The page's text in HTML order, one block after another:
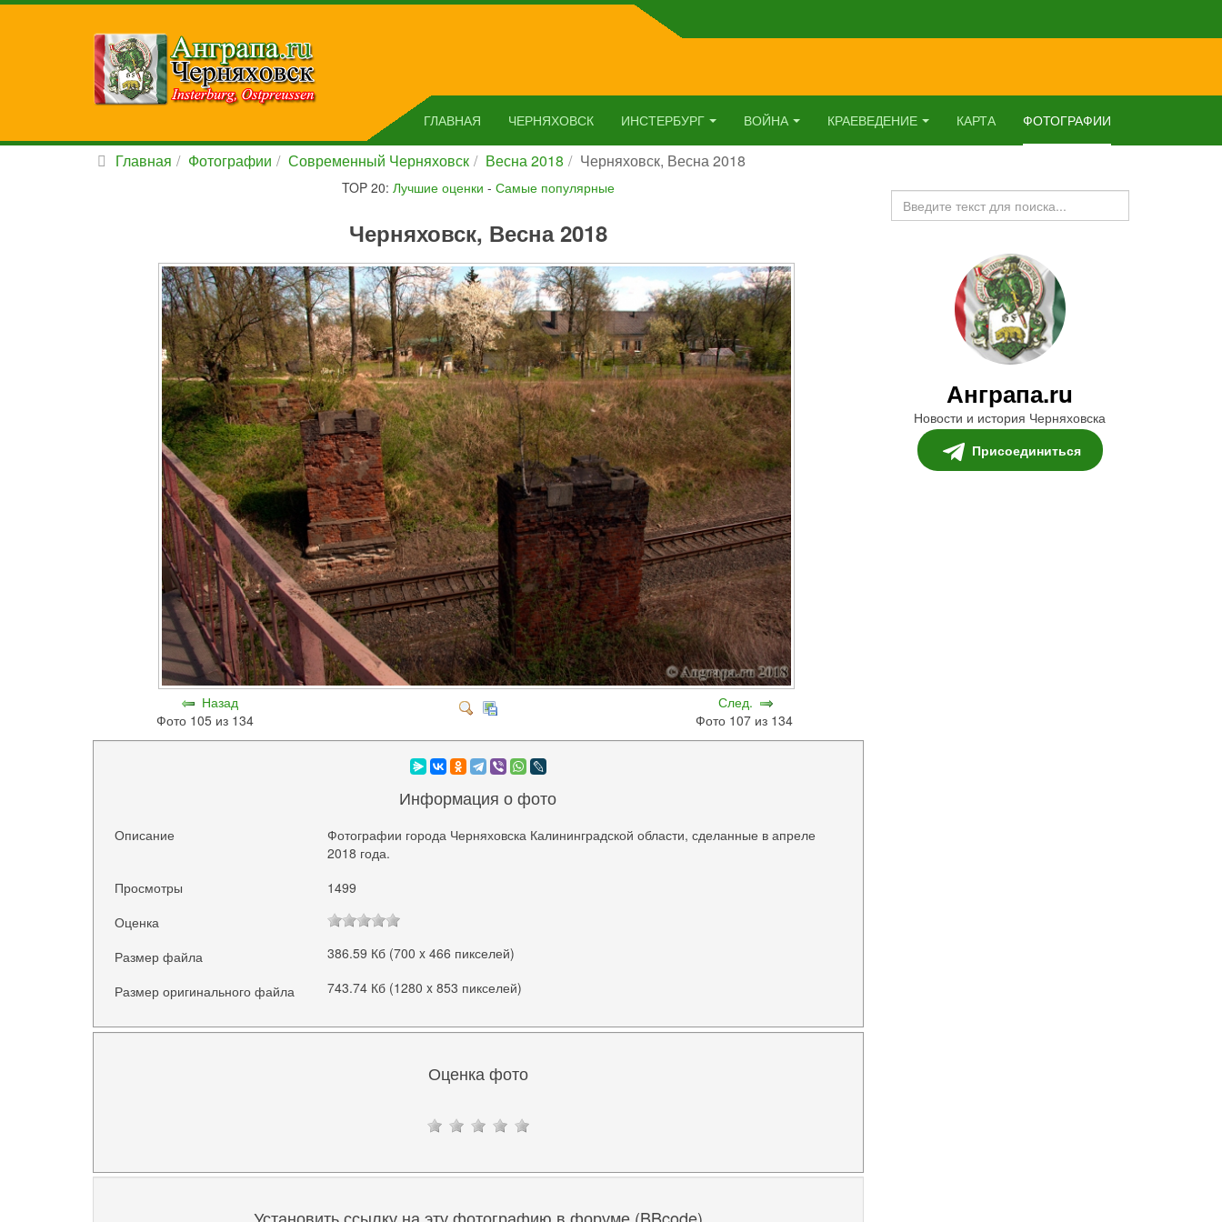
ГЛАВНАЯ ЧЕРНЯХОВСК ИНСТЕРБУРГ ВОЙНА КРАЕВЕДЕНИЕ КАРТА ФОТОГРАФИИ
Главная Фотографии Современный Черняховск Весна 2018 Черняховск, Весна 2018
TOP 20: Лучшие оценки - Самые популярные
Черняховск, Весна 2018
Назад
Фото 105 из 134
След.
Фото 107 из 134
Информация о фото
Описание
Фотографии города Черняховска Калининградской области, сделанные в апреле
2018 года.
Просмотры
1499
Оценка
Размер файла
386.59 Кб (700 x 466 пикселей)
Размер оригинального файла 743.74 Кб (1280 x 853 пикселей)
Оценка фото
Установить ссылку на эту фотографию в форуме (BBcode)
Искать...
Анграпа.ru
Новости и история Черняховска
Присоединиться